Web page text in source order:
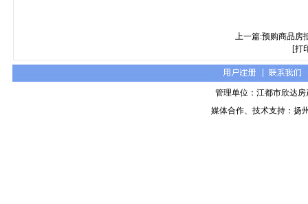
上一篇:预购商品房
[打
管理单位：江都市欣达
媒体合作、技术支持：扬